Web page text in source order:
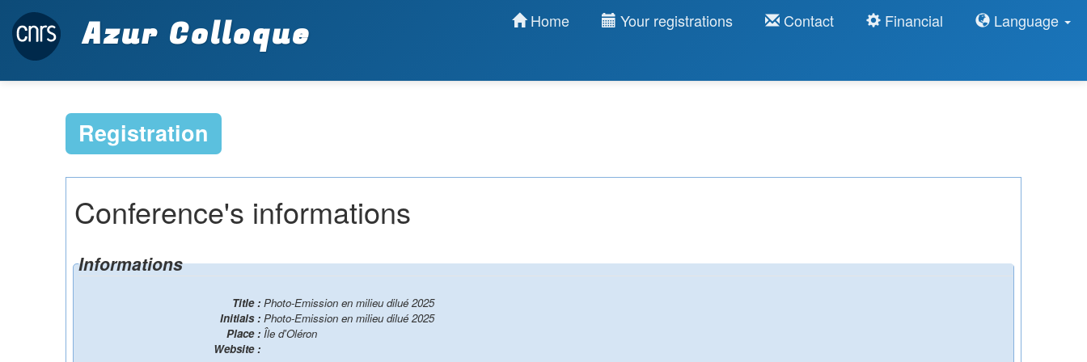
Azur Colloque Home Your registrations Contact Financial Language
Registration
Conference's informations
Informations
Title : Photo-Emission en milieu dilué 2025
Initials : Photo-Emission en milieu dilué 2025
Place : Île d'Oléron
Website :